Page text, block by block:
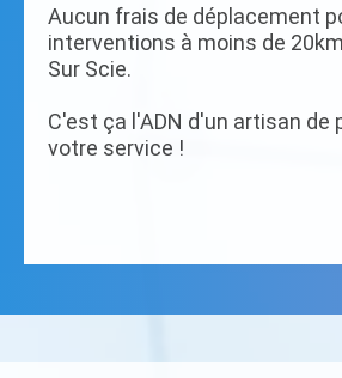
Aucun frais de déplacement
interventions à moins de
Sur Scie.
C'est ça l'ADN d'un artisan de
votre service !